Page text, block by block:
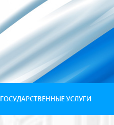
ГОСУДАРСТВЕННЫЕ УСЛУГИ